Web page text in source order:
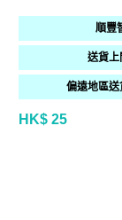
順豐
送貨上
偏遠地區
HK$ 25